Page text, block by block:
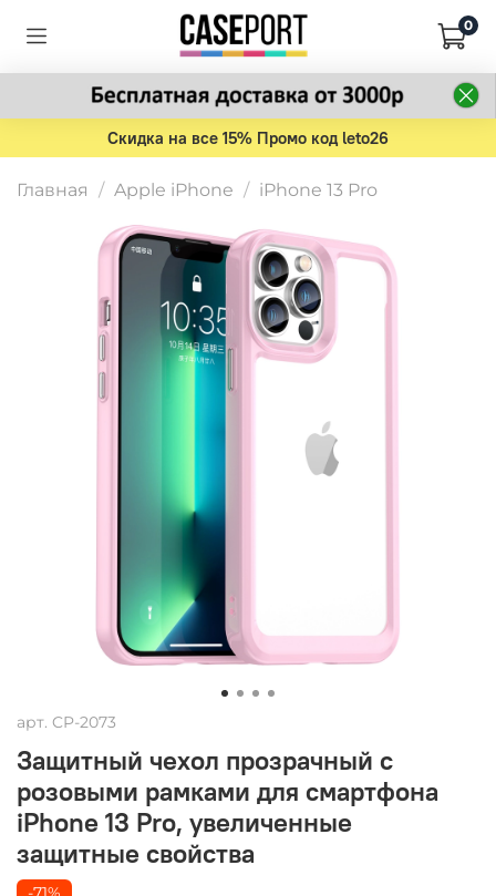
0
Скидка на все 15% Промо код leto26
Главная Apple iPhone iPhone 13 Pro
арт. CP-2073
Защитный чехол прозрачный с
розовыми рамками для смартфона
iPhone 13 Pro, увеличенные
защитные свойства